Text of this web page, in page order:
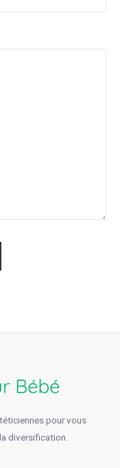
pour vous
diversification.